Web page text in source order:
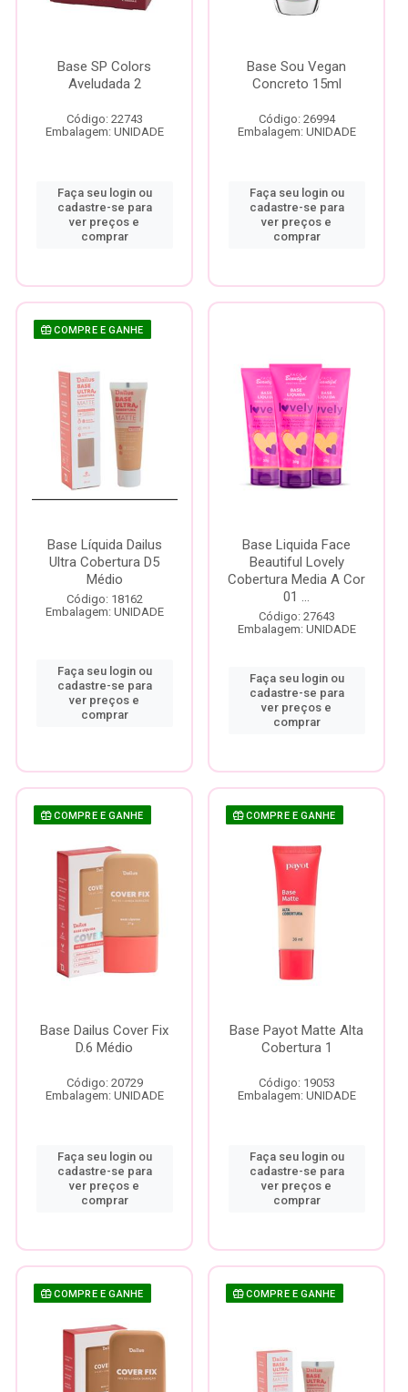
Base SP Colors
Aveludada 2
Código: 22743
Embalagem: UNIDADE
Faça seu login ou
cadastre-se para
ver preços e
comprar
Base Sou Vegan
Concreto 15ml
Código: 26994
Embalagem: UNIDADE
Faça seu login ou
cadastre-se para
ver preços e
comprar
COMPRE E GANHE
Base Líquida Dailus
Ultra Cobertura D5
Médio
Código: 18162
Embalagem: UNIDADE
Faça seu login ou
cadastre-se para
ver preços e
comprar
Base Liquida Face
Beautiful Lovely
Cobertura Media A Cor
01 ...
Código: 27643
Embalagem: UNIDADE
Faça seu login ou
cadastre-se para
ver preços e
comprar
COMPRE E GANHE
Base Dailus Cover Fix
D.6 Médio
Código: 20729
Embalagem: UNIDADE
Faça seu login ou
cadastre-se para
ver preços e
comprar
COMPRE E GANHE
Base Payot Matte Alta
Cobertura 1
Código: 19053
Embalagem: UNIDADE
Faça seu login ou
cadastre-se para
ver preços e
comprar
COMPRE E GANHE COMPRE E GANHE